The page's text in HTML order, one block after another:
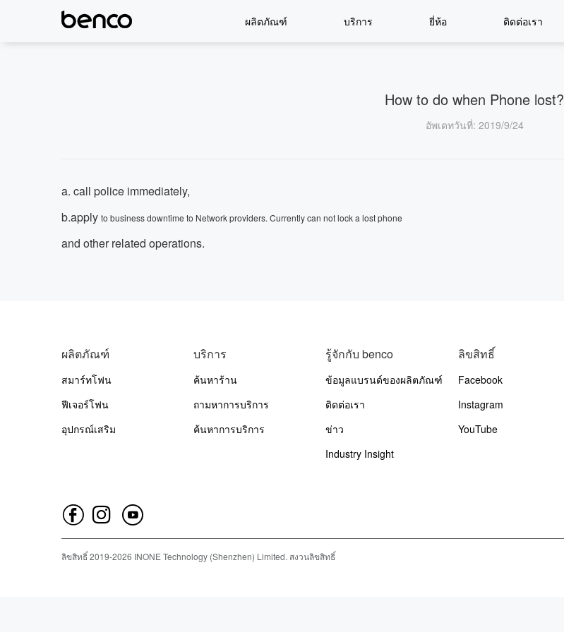
ผลิตภัณฑ์ บริการ ยี่ห้อ ติดต่อเรา
How to do when Phone lost?
อัพเดทวันที่: 2019/9/24
a. call police immediately,
b.apply to business downtime to Network providers. Currently can not lock a lost phone
and other related operations.
ผลิตภัณฑ์
สมาร์ทโฟน
ฟีเจอร์โฟน
อุปกรณ์เสริม
บริการ
ค้นหาร้าน
ถามหาการบริการ
ค้นหาการบริการ
รู้จักกับ benco
ข้อมูลแบรนด์ของผลิตภัณฑ์
ติดต่อเรา
ข่าว
Industry Insight
ลิขสิทธิ์
Facebook
Instagram
YouTube
ลิขสิทธิ์2019-2026 INONE Technology (Shenzhen) Limited. สงวนลิขสิทธิ์